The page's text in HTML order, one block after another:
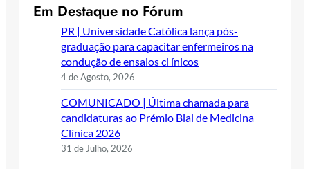
Em Destaque no Fórum
PR | Universidade Católica lança pós-
graduação para capacitar enfermeiros na
condução de ensaios cl ínicos
4 de Agosto, 2026
COMUNICADO | Última chamada para
candidaturas ao Prémio Bial de Medicina
Clínica 2026
31 de Julho, 2026